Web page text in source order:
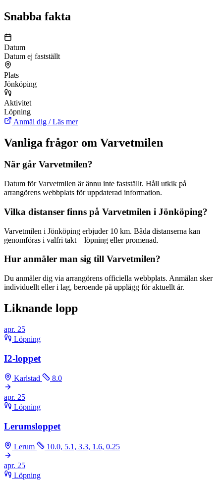
Snabba fakta
Datum
Datum ej fastställt
Plats
Jönköping
Aktivitet
Löpning
Anmäl dig / Läs mer
Vanliga frågor om Varvetmilen
När går Varvetmilen?
Datum för Varvetmilen är ännu inte fastställt. Håll utkik på
arrangörens webbplats för uppdaterad information.
Vilka distanser finns på Varvetmilen i Jönköping?
Varvetmilen i Jönköping erbjuder 10 km. Båda distanserna kan
genomföras i valfri takt – löpning eller promenad.
Hur anmäler man sig till Varvetmilen?
Du anmäler dig via arrangörens officiella webbplats. Anmälan sker
individuellt eller i lag, beroende på upplägg för aktuellt år.
Liknande lopp
apr. 25
Löpning
I2-loppet
Karlstad 8.0
apr. 25
Löpning
Lerumsloppet
Lerum 10.0, 5.1, 3.3, 1.6, 0.25
apr. 25
Löpning